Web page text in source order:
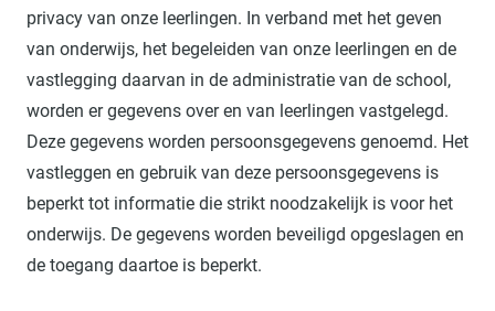
privacy van onze leerlingen. In verband met het geven
van onderwijs, het begeleiden van onze leerlingen en de
vastlegging daarvan in de administratie van de school,
worden er gegevens over en van leerlingen vastgelegd.
Deze gegevens worden persoonsgegevens genoemd. Het
vastleggen en gebruik van deze persoonsgegevens is
beperkt tot informatie die strikt noodzakelijk is voor het
onderwijs. De gegevens worden beveiligd opgeslagen en
de toegang daartoe is beperkt.